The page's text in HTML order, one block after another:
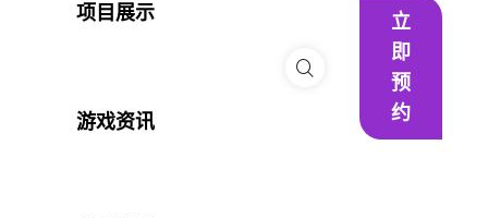
项目展示
游戏资讯
立
即
预
约